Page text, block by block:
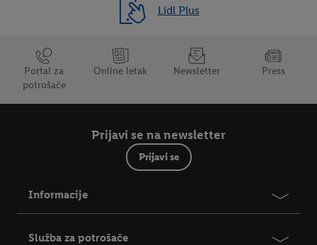
Lidl Plus
Trustbar
Portal za
potrošače
Online letak Newsletter Press
Prijavi se na newsletter
Prijavi se
Informacije
Služba za potrošače